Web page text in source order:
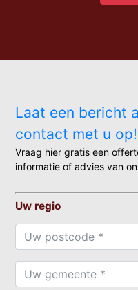
Laat een bericht
contact met u op!
Vraag hier gratis een
informatie of advies van
Uw regio